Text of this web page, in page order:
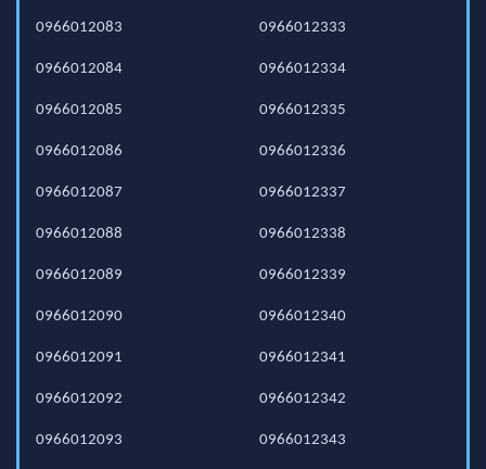
0966012083
0966012084
0966012085
0966012086
0966012087
0966012088
0966012089
0966012090
0966012091
0966012092
0966012093
0966012333
0966012334
0966012335
0966012336
0966012337
0966012338
0966012339
0966012340
0966012341
0966012342
0966012343